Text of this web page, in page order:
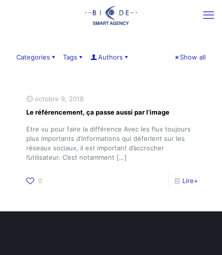
Categories Tags Authors Show all
octobre 9, 2018
Le référencement, ça passe aussi par l’image
Etre vu pour faire la différence Avec les flux toujours
plus importants d’informations qui déferlent sur les
réseaux sociaux, il est important d’accrocher
l’utilisateur. C’est notamment […]
0 Lire+